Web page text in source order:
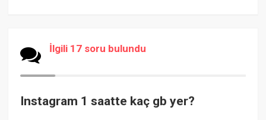
İlgili 17 soru bulundu
Instagram 1 saatte kaç gb yer?